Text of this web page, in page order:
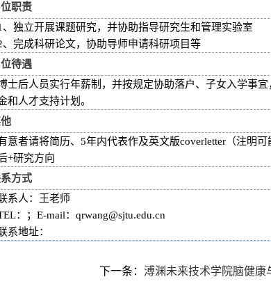
职责
、独立开展课题研究，并协助指导研究生和管理实验室
、完成科研论文，协助导师申请科研项目等
待遇
士后人员实行年薪制，并按规定协助落户、子女入学事
和人才支持计划。
意者请将简历、5年内代表作及英文版cover letter（注明
+研究方向
方式
系人：王老师
：； E-mail：qrwang@sjtu.edu.cn
系地址：
下一条：溥渊未来技术学院脑健康